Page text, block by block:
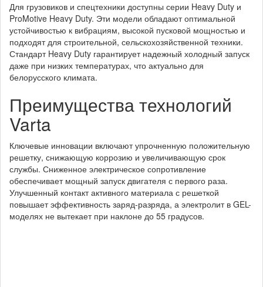
Для грузовиков и спецтехники доступны серии Heavy Duty и
ProMotive Heavy Duty. Эти модели обладают оптимальной
устойчивостью к вибрациям, высокой пусковой мощностью и
подходят для строительной, сельскохозяйственной техники.
Стандарт Heavy Duty гарантирует надежный холодный запуск
даже при низких температурах, что актуально для
белорусского климата.
Преимущества технологий
Varta
Ключевые инновации включают упрочненную положительную
решетку, снижающую коррозию и увеличивающую срок
службы. Сниженное электрическое сопротивление
обеспечивает мощный запуск двигателя с первого раза.
Улучшенный контакт активного материала с решеткой
повышает эффективность заряд-разряда, а электролит в GEL-
моделях не вытекает при наклоне до 55 градусов.